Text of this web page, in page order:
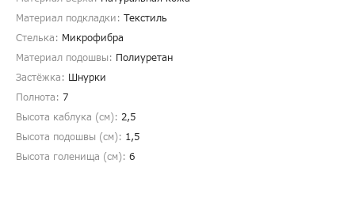
Материал подкладки: Текстиль
Стелька: Микрофибра
Материал подошвы: Полиуретан
Застёжка: Шнурки
Полнота: 7
Высота каблука (см): 2,5
Высота подошвы (см): 1,5
Высота голенища (cм): 6